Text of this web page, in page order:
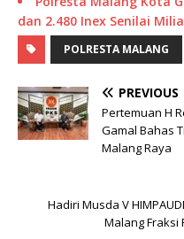
dan 2.480 Inex Senilai
POLRESTA MALANG
PREVIOUS
Pertemuan H
Gamal Bahas
Malang Raya
Hadiri Musda V
Malang Fraksi